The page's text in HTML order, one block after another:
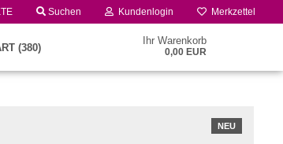
Suchen Kundenlogin Merkzettel
Ihr Warenkorb
0,00 EUR
(380)
NEU